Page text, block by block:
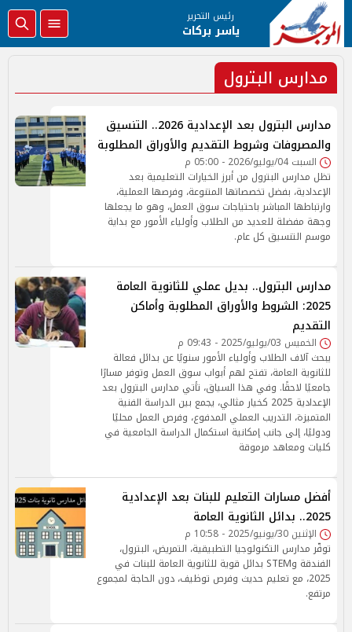
رئيس التحرير
ياسر بركات
مدارس البترول
مدارس البترول بعد الإعدادية 2026.. التنسيق
والمصروفات وشروط التقديم والأوراق المطلوبة
السبت 04/يوليو/2026 - 05:00 م
تظل مدارس البترول من أبرز الخيارات التعليمية بعد
الإعدادية، بفضل تخصصاتها المتنوعة، وفرصها العملية،
وارتباطها المباشر باحتياجات سوق العمل، وهو ما يجعلها
وجهة مفضلة للعديد من الطلاب وأولياء الأمور مع بداية
موسم التنسيق كل عام.
مدارس البترول.. بديل عملي للثانوية العامة
2025: الشروط والأوراق المطلوبة وأماكن
التقديم
الخميس 03/يوليو/2025 - 09:43 م
يبحث آلاف الطلاب وأولياء الأمور سنويًا عن بدائل فعالة
للثانوية العامة، تفتح لهم أبواب سوق العمل وتوفر مسارًا
جامعيًا لاحقًا. وفي هذا السياق، تأتي مدارس البترول بعد
الإعدادية 2025 كخيار مثالي، يجمع بين الدراسة الفنية
المتميزة، التدريب العملي المدفوع، وفرص العمل محليًا
ودوليًا، إلى جانب إمكانية استكمال الدراسة الجامعية في
كليات ومعاهد مرموقة
أفضل مسارات التعليم للبنات بعد الإعدادية
2025.. بدائل الثانوية العامة
الإثنين 30/يونيو/2025 - 10:58 م
توفّر مدارس التكنولوجيا التطبيقية، التمريض، البترول،
الفندقة وSTEM بدائل قوية للثانوية العامة للبنات في
2025، مع تعليم حديث وفرص توظيف، دون الحاجة لمجموع
مرتفع.